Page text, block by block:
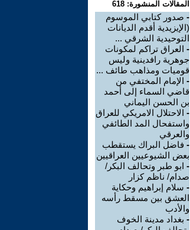
المقالات المنشورة: 618
- صدور كتابي الموسوم
(الإيزيدية أقدم الديانات
التوحيدية الشرقي ...
- العراق تراكم لمكونات
جوهرية رافدينية وليس
قوميات ومذاهب طائف ...
- الإمام المختفي من
قاضي السماء إلى أحمد
بن الحسن اليماني
- الاحتلال الامريكي للعراق
واستفحال المد الطائفي
والعرقي
- فاضل البراك يستقطب
بعض الشيوعيين العراقيين
- ابو طبر وتحالف البكر/
صدام/ ناظم كزار
- سلام إبراهيم وحكاية
العشق بين مسقط رأسه
والأدب
- بغداد مدينة الخوف